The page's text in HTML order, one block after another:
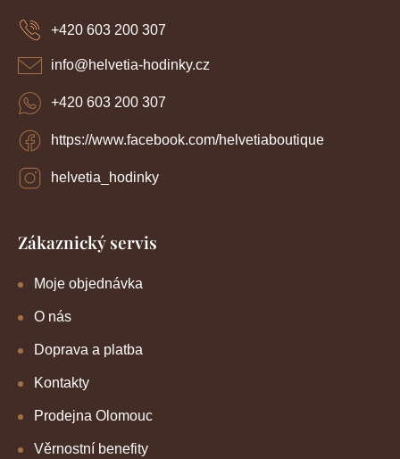
info@helvetia-hodinky.cz
+420 603 200 307
https://www.facebook.com/helvetiaboutique
helvetia_hodinky
+420 603 200 307
Zákaznický servis
Moje objednávka
O nás
Doprava a platba
Kontakty
Prodejna Olomouc
Věrnostní benefity